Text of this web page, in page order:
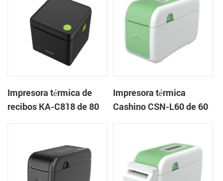
Impresora térmica de
recibos KA-C818 de 80
Impresora térmica
Cashino CSN-L60 de 60
Impresora de etiquetas